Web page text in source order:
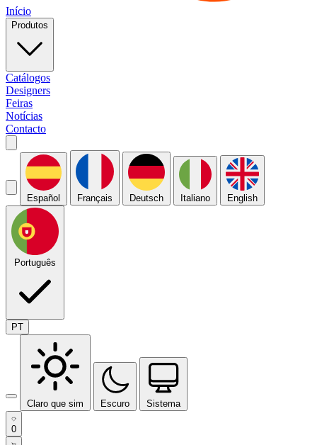
Início
Produtos
Catálogos
Designers
Feiras
Notícias
Contacto
Español Français Deutsch Italiano English
Português
PT
Claro que sim Escuro Sistema
0